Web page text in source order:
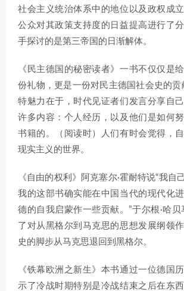
社会主义统治体系中的地位以及政权成
公众对其政策支持度的日益提高进行了
手探讨的是第三帝国的日渐解体。
《民主德国的秘密读者》一书不仅仅是
份礼物，更是一份对民主德国社会史的
特魅力在于，时代见证者们发言分享自
许多内容：个人经历，以及他们是如何
书籍的。（阅读时）人们有时会觉得，
现实主义的世界。
《自由的权利》阿克塞尔·霍耐特说“我自
我的这部书确实能在中国当代的现代化
德的自我启蒙作一些贡献。”于尔根·哈贝
了对从黑格尔到马克思的思想发展纲领
史的脚步从马克思退回到黑格尔。
《铁幕欧洲之新生》本书通过一位德国
示了冷战时期特别是冷战结束之后在东